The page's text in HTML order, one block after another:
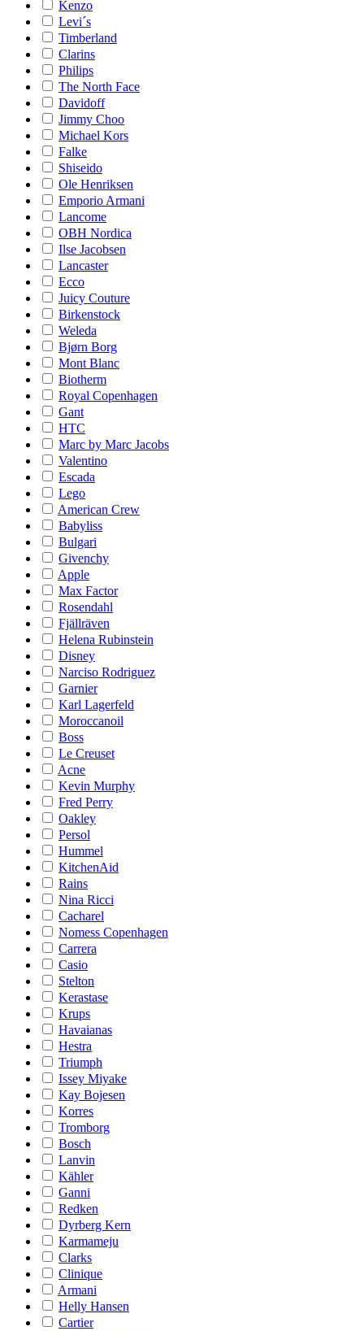
Kenzo
Levi´s
Timberland
Clarins
Philips
The North Face
Davidoff
Jimmy Choo
Michael Kors
Falke
Shiseido
Ole Henriksen
Emporio Armani
Lancome
OBH Nordica
Ilse Jacobsen
Lancaster
Ecco
Juicy Couture
Birkenstock
Weleda
Bjørn Borg
Mont Blanc
Biotherm
Royal Copenhagen
Gant
HTC
Marc by Marc Jacobs
Valentino
Escada
Lego
American Crew
Babyliss
Bulgari
Givenchy
Apple
Max Factor
Rosendahl
Fjällräven
Helena Rubinstein
Disney
Narciso Rodriguez
Garnier
Karl Lagerfeld
Moroccanoil
Boss
Le Creuset
Acne
Kevin Murphy
Fred Perry
Oakley
Persol
Hummel
KitchenAid
Rains
Nina Ricci
Cacharel
Nomess Copenhagen
Carrera
Casio
Stelton
Kerastase
Krups
Havaianas
Hestra
Triumph
Issey Miyake
Kay Bojesen
Korres
Tromborg
Bosch
Lanvin
Kähler
Ganni
Redken
Dyrberg Kern
Karmameju
Clarks
Clinique
Armani
Helly Hansen
Cartier